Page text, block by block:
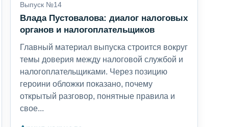
Выпуск №14
Влада Пустовалова: диалог налоговых
органов и налогоплательщиков
Главный материал выпуска строится вокруг
темы доверия между налоговой службой и
налогоплательщиками. Через позицию
героини обложки показано, почему
открытый разговор, понятные правила и
свое...